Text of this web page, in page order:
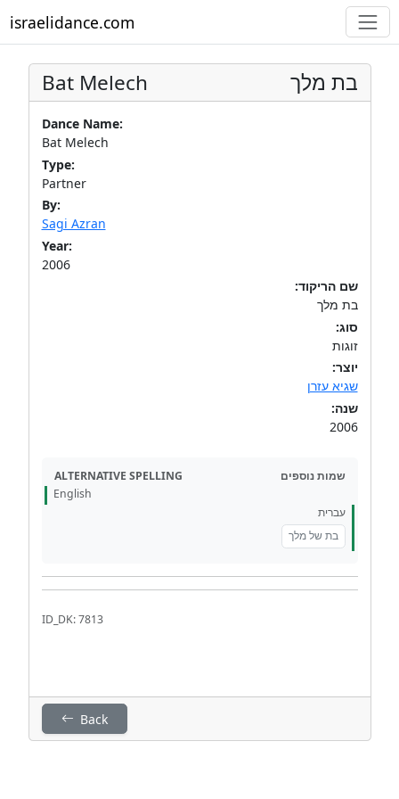
israelidance.com
Bat Melech בת מלך
Dance Name:
Bat Melech
Type:
Partner
By:
Sagi Azran
Year:
2006
שם הריקוד:
בת מלך
סוג:
זוגות
יוצר:
שגיא עזרן
שנה:
2006
ALTERNATIVE SPELLING
שמות נוספים
English
עברית
בת של מלך
ID_DK: 7813
Back